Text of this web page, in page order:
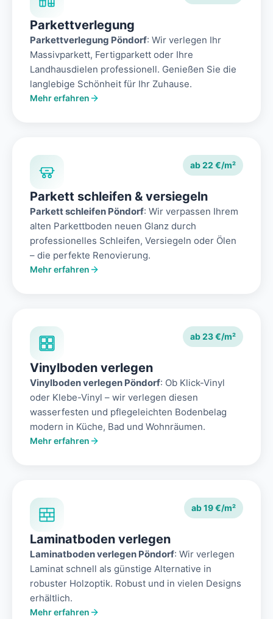
Parkettverlegung
Parkettverlegung Pöndorf: Wir verlegen Ihr
Massivparkett, Fertigparkett oder Ihre
Landhausdielen professionell. Genießen Sie die
langlebige Schönheit für Ihr Zuhause.
Mehr erfahren
ab 22 €/m²
Parkett schleifen & versiegeln
Parkett schleifen Pöndorf: Wir verpassen Ihrem
alten Parkettboden neuen Glanz durch
professionelles Schleifen, Versiegeln oder Ölen
– die perfekte Renovierung.
Mehr erfahren
ab 23 €/m²
Vinylboden verlegen
Vinylboden verlegen Pöndorf: Ob Klick-Vinyl
oder Klebe-Vinyl – wir verlegen diesen
wasserfesten und pflegeleichten Bodenbelag
modern in Küche, Bad und Wohnräumen.
Mehr erfahren
ab 19 €/m²
Laminatboden verlegen
Laminatboden verlegen Pöndorf: Wir verlegen
Laminat schnell als günstige Alternative in
robuster Holzoptik. Robust und in vielen Designs
erhältlich.
Mehr erfahren